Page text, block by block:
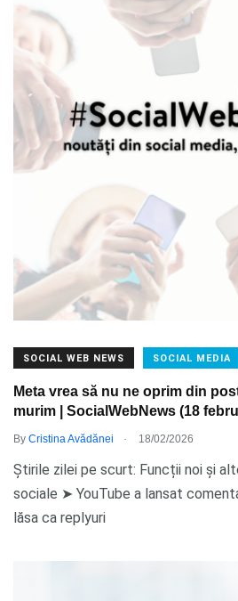
SOCIAL WEB NEWS SOCIAL MEDIA
Meta vrea să nu ne oprim din
murim | SocialWebNews (18
By Cristina Avădănei . 18/02/2026
Știrile zilei pe scurt: Funcții noi și
sociale ➤ YouTube a lansat
lăsa ca replyuri